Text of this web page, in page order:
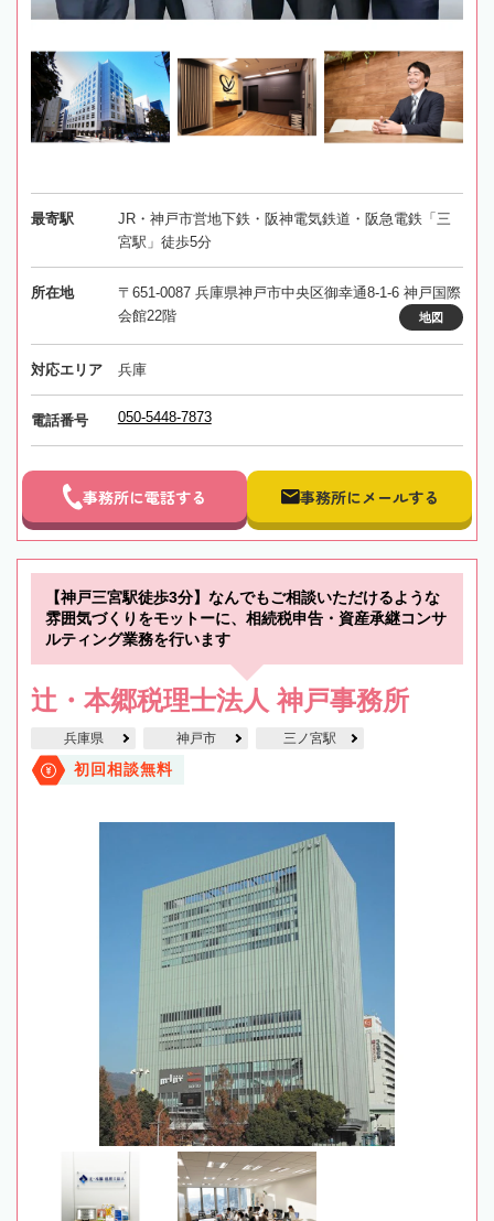
最寄駅
JR・神戸市営地下鉄・阪神電気鉄道・阪急電鉄「三
宮駅」徒歩5分
所在地
〒651-0087 兵庫県神戸市中央区御幸通8-1-6 神戸国際
会館22階
地図
対応エリア 兵庫
電話番号 050-5448-7873
事務所に電話する 事務所にメールする
【神戸三宮駅徒歩3分】なんでもご相談いただけるような
雰囲気づくりをモットーに、相続税申告・資産承継コンサ
ルティング業務を行います
辻・本郷税理士法人 神戸事務所
兵庫県 神戸市 三ノ宮駅
初回相談無料